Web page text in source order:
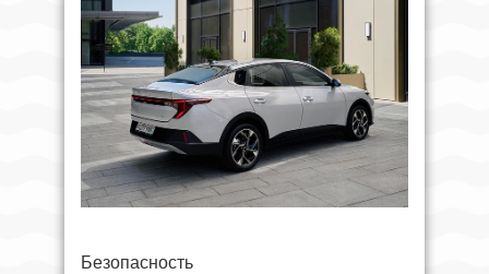
Безопасность